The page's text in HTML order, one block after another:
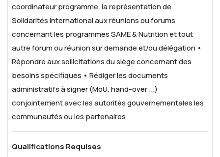
coordinateur programme, la représentation de
Solidarités International aux réunions ou forums
concernant les programmes SAME & Nutrition et tout
autre forum ou réunion sur demande et/ou délégation •
Répondre aux sollicitations du siège concernant des
besoins spécifiques • Rédiger les documents
administratifs à signer (MoU, hand-over ...)
conjointement avec les autorités gouvernementales les
communautés ou les partenaires
Qualifications Requises